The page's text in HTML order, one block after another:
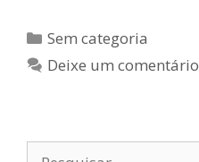
Categorias
Sem categoria
Deixe um comentário